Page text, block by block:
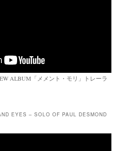
ALBUM「メメント・モリ」トレーラ
EYES – SOLO OF PAUL DESMOND